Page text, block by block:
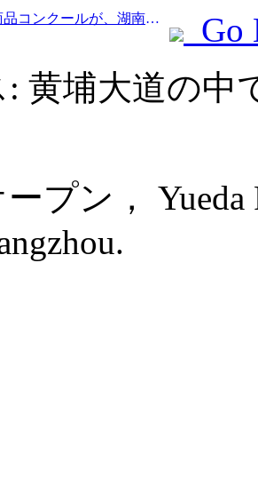
Prev:中国観光商品コンクールが、湖南省湘潭市にて盛況のうちに開催されました。
Go
黄埔大道の中
プン，